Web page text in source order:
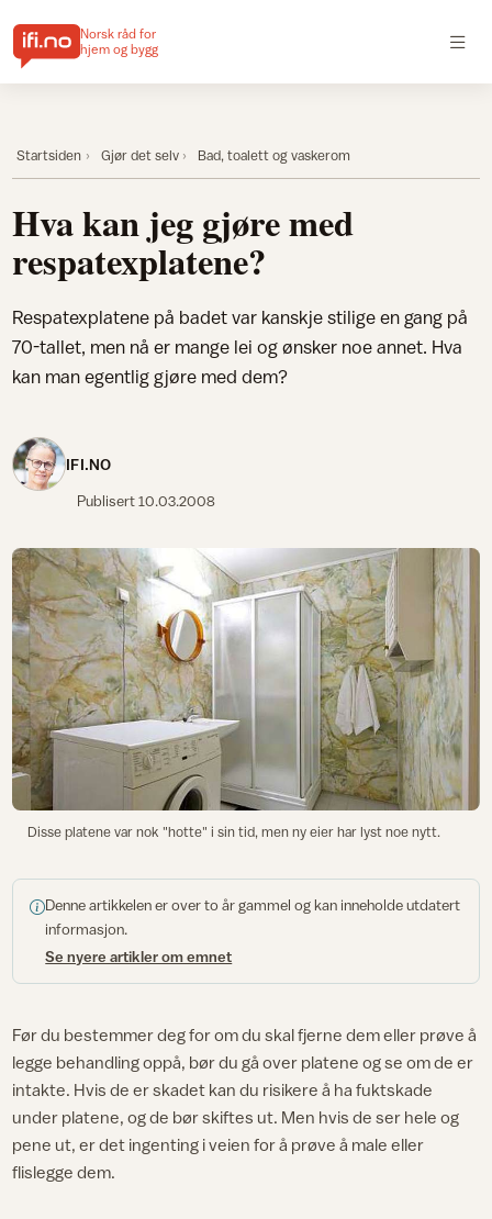
Norsk råd for
hjem og bygg
Startsiden Gjør det selv Bad, toalett og vaskerom
Hva kan jeg gjøre med
respatexplatene?
Respatexplatene på badet var kanskje stilige en gang på
70-tallet, men nå er mange lei og ønsker noe annet. Hva
kan man egentlig gjøre med dem?
IFI.NO
Publisert10.03.2008
Disse platene var nok "hotte" i sin tid, men ny eier har lyst noe nytt.
Denne artikkelen er over to år gammel og kan inneholde utdatert
informasjon.
Se nyere artikler om emnet
Før du bestemmer deg for om du skal fjerne dem eller prøve å
legge behandling oppå, bør du gå over platene og se om de er
intakte. Hvis de er skadet kan du risikere å ha fuktskade
under platene, og de bør skiftes ut. Men hvis de ser hele og
pene ut, er det ingenting i veien for å prøve å male eller
flislegge dem.